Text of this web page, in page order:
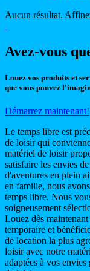
Aucun résultat.
Avez-vous
Louez vos produits et
que vous pouvez
Démarrez maintenant!
Le temps libre est
de loisir qui
matériel de loisir
satisfaire les envies
d'aventures en plein
en famille, nous
temps libre. Nous
soigneusement
Louez dès
temporaire et
de location la plus
loisir avec notre
adaptées à vos